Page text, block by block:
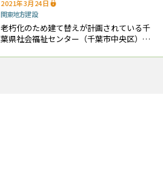
2021年3月24日
関東地方建設
老朽化のため建て替えが計画されている千
葉県社会福祉センター（千葉市中央区）の
むLP-LiC工法が採用された。地域資源である